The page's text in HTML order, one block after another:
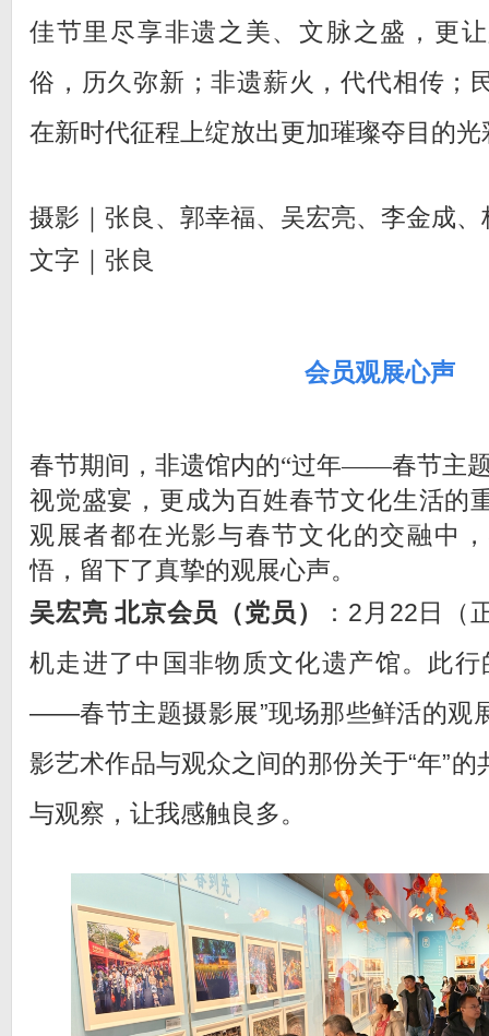
佳节里尽享非遗之美、文脉之盛，更
俗，历久弥新；非遗薪火，代代相传；
在新时代征程上绽放出更加璀璨夺目的光
摄影｜张良、郭幸福、吴宏亮、李金成、
文字｜张良
会员观展心声
春节期间，非遗馆内的“过年——春节主
视觉盛宴，更成为百姓春节文化生活的
观展者都在光影与春节文化的交融中
悟，留下了真挚的观展心声。
吴宏亮 北京会员（党员）
：2月22日（
机走进了中国非物质文化遗产馆。此行
——春节主题摄影展”现场那些鲜活的观
影艺术作品与观众之间的那份关于“年”
与观察，让我感触良多。